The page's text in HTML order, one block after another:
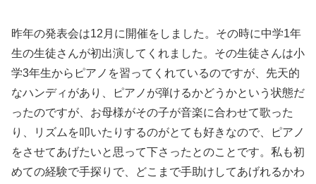
昨年の発表会は12月に開催をしました。その時に中学1年
生の生徒さんが初出演してくれました。その生徒さんは小
学3年生からピアノを習ってくれているのですが、先天的
なハンディがあり、ピアノが弾けるかどうかという状態だ
ったのですが、お母様がその子が音楽に合わせて歌った
り、リズムを叩いたりするのがとても好きなので、ピアノ
をさせてあげたいと思って下さったとのことです。私も初
めての経験で手探りで、どこまで手助けしてあげれるかわ